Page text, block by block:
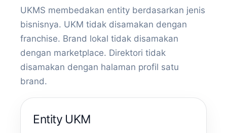
UKMS membedakan entity berdasarkan jenis
bisnisnya. UKM tidak disamakan dengan
franchise. Brand lokal tidak disamakan
dengan marketplace. Direktori tidak
disamakan dengan halaman profil satu
brand.
Entity UKM